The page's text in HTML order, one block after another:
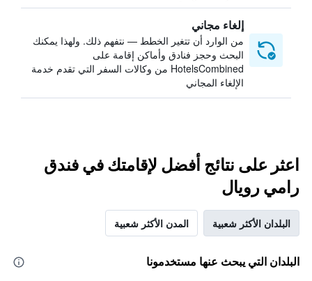
إلغاء مجاني
من الوارد أن تتغير الخطط — نتفهم ذلك. ولهذا يمكنك
البحث وحجز فنادق وأماكن إقامة على
HotelsCombined من وكالات السفر التي تقدم خدمة
الإلغاء المجاني
اعثر على نتائج أفضل لإقامتك في فندق
رامي رويال
البلدان الأكثر شعبية المدن الأكثر شعبية
البلدان التي يبحث عنها مستخدمونا